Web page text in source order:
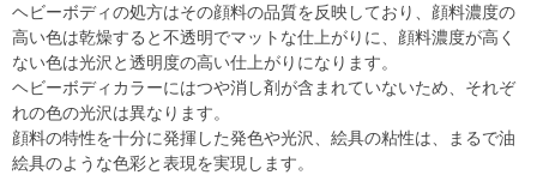
ヘビーボディの処方はその顔料の品質を反映しており、顔料濃度の
高い色は乾燥すると不透明でマットな仕上がりに、顔料濃度が高く
ない色は光沢と透明度の高い仕上がりになります。
ヘビーボディカラーにはつや消し剤が含まれていないため、それぞ
れの色の光沢は異なります。
顔料の特性を十分に発揮した発色や光沢、絵具の粘性は、まるで油
絵具のような色彩と表現を実現します。